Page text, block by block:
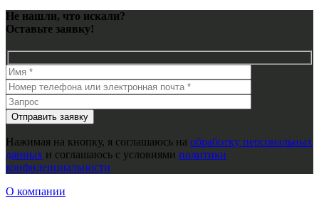
Не нашли, что искали?
Оставьте заявку!
Нажимая на кнопку, я соглашаюсь на обработку персональных
данных и соглашаюсь с условиями политики
конфиденциальности
О компании